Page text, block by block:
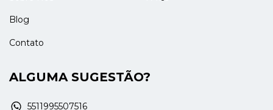
Blog
Contato
ALGUMA SUGESTÃO?
5511995507516